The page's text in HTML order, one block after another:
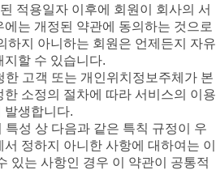
적용일자 이후에 회원이 회사의 서
는 개정된 약관에 동의하는 것으로
하지 아니하는 회원은 언제든지 자유
지할 수 있습니다.
한 고객 또는 개인위치정보주체가 본
소정의 절차에 따라 서비스의 이용
발생합니다.
성 상 다음과 같은 특칙 규정이 우
정하지 아니한 사항에 대하여는 이
있는 사항인 경우 이 약관이 공통적